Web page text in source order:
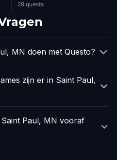
29 quests
MN doen met Questo?
zijn er in Saint Paul,
Paul, MN vooraf